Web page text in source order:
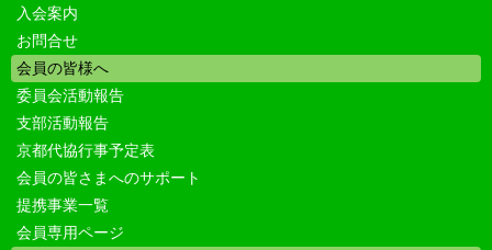
入会案内
お問合せ
会員の皆様へ
委員会活動報告
支部活動報告
京都代協行事予定表
会員の皆さまへのサポート
提携事業一覧
会員専用ページ